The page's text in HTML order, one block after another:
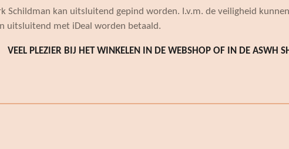
Schildman kan uitsluitend gepind worden. I.v.m. de veiligheid
uitsluitend met iDeal worden betaald.
VEEL PLEZIER BIJ HET WINKELEN IN DE WEBSHOP OF IN DE ASWH